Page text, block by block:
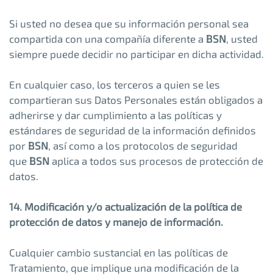
Si usted no desea que su información personal sea
compartida con una compañía diferente a BSN, usted
siempre puede decidir no participar en dicha actividad.
En cualquier caso, los terceros a quien se les
compartieran sus Datos Personales están obligados a
adherirse y dar cumplimiento a las políticas y
estándares de seguridad de la información definidos
por BSN, así como a los protocolos de seguridad
que BSN aplica a todos sus procesos de protección de
datos.
14. Modificación y/o actualización de la política de
protección de datos y manejo de información.
Cualquier cambio sustancial en las políticas de
Tratamiento, que implique una modificación de la